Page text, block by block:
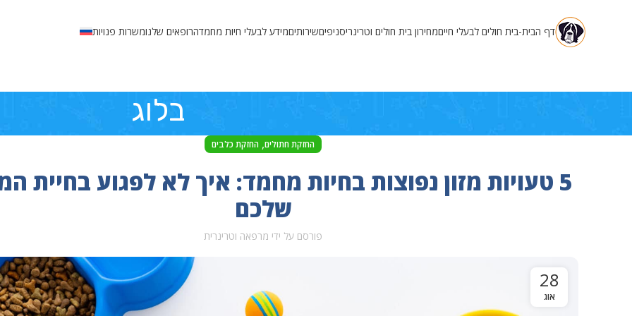
דף הבית-בית חולים לבעלי חייםמחירון בית חולים וטרינריסניפיםשירותיםמידע לבעלי חיות מחמדהרופאים שלנומשרות פנויות
בלוג
החזקת חתולים, החזקת כלבים
5 טעויות מזון נפוצות בחיות מחמד: איך לא לפגוע בחיית
שלכם
פורסם על ידי מרפאה וטרינרית
28
אוג